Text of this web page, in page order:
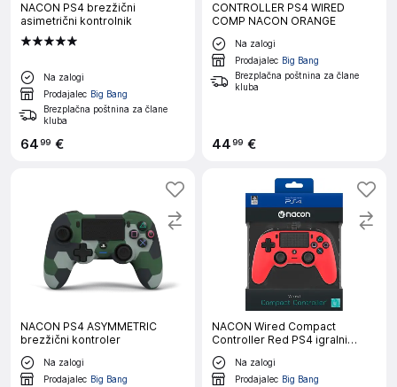
NACON PS4 brezžični
asimetrični kontrolnik
Na zalogi
Prodajalec Big Bang
Brezplačna poštnina za člane
kluba
6499 €
CONTROLLER PS4 WIRED
COMP NACON ORANGE
Na zalogi
Prodajalec Big Bang
Brezplačna poštnina za člane
kluba
4499 €
NACON PS4 ASYMMETRIC
brezžični kontroler
Na zalogi
Prodajalec Big Bang
NACON Wired Compact
Controller Red PS4 igralni
plošček
Na zalogi
Prodajalec Big Bang